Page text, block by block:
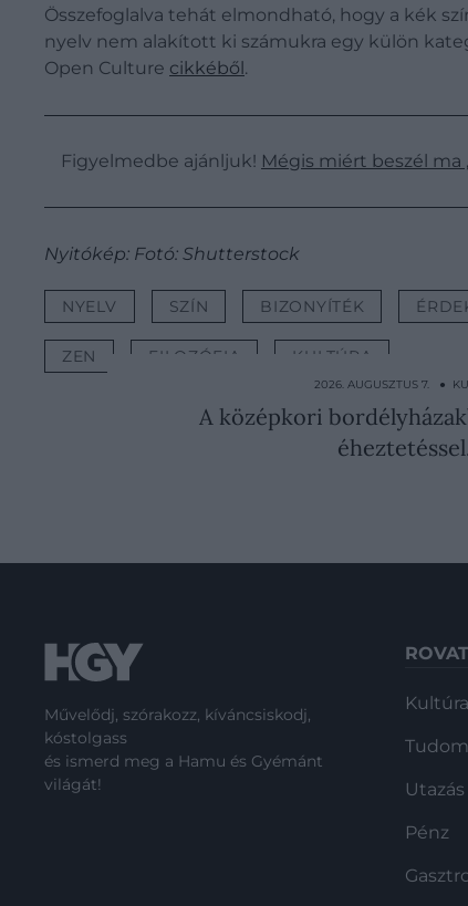
Összefoglalva tehát elmondható, hogy a kék
nyelv nem alakított ki számukra egy külön
Open Culture cikkéből.
Figyelmedbe ajánljuk! Mégis miért beszél ma
Nyitókép: Fotó: Shutterstock
NYELV SZÍN BIZONYÍTÉK
ZEN FILOZÓFIA KULTÚRA
2026. AUGUSZTUS 7. ●
A középkori
Művelődj, szórakozz, kíváncsiskodj,
kóstolgass
és ismerd meg a Hamu és Gyémánt
világát!
Kultúra
Utazás
Pénz